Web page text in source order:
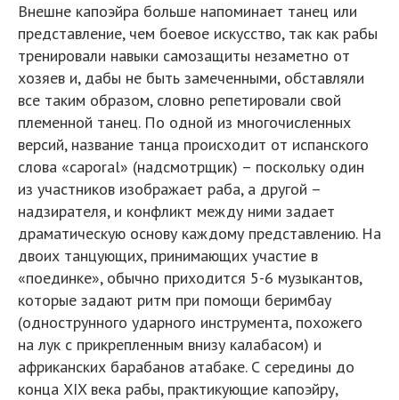
Внешне капоэйра больше напоминает танец или
представление, чем боевое искусство, так как рабы
тренировали навыки самозащиты незаметно от
хозяев и, дабы не быть замеченными, обставляли
все таким образом, словно репетировали свой
племенной танец. По одной из многочисленных
версий, название танца происходит от испанского
слова «сaporal» (надсмотрщик) – поскольку один
из участников изображает раба, а другой –
надзирателя, и конфликт между ними задает
драматическую основу каждому представлению. На
двоих танцующих, принимающих участие в
«поединке», обычно приходится 5-6 музыкантов,
которые задают ритм при помощи беримбау
(однострунного ударного инструмента, похожего
на лук с прикрепленным внизу калабасом) и
африканских барабанов атабаке. С середины до
конца XIX века рабы, практикующие капоэйру,